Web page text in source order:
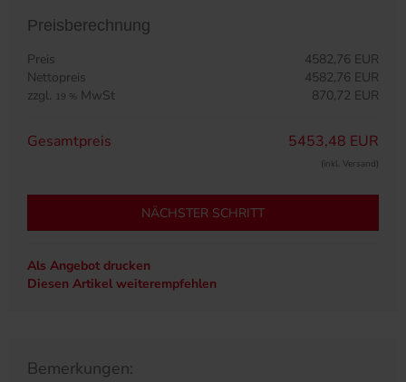
Preisberechnung
Preis
4582,76 EUR
Nettopreis
4582,76 EUR
zzgl. 19 % MwSt 870,72 EUR
Gesamtpreis 5453,48 EUR
(inkl. Versand)
NÄCHSTER SCHRITT
Als Angebot drucken
Diesen Artikel weiterempfehlen
Bemerkungen: